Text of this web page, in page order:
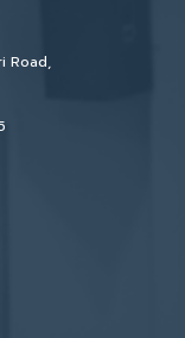
Road,